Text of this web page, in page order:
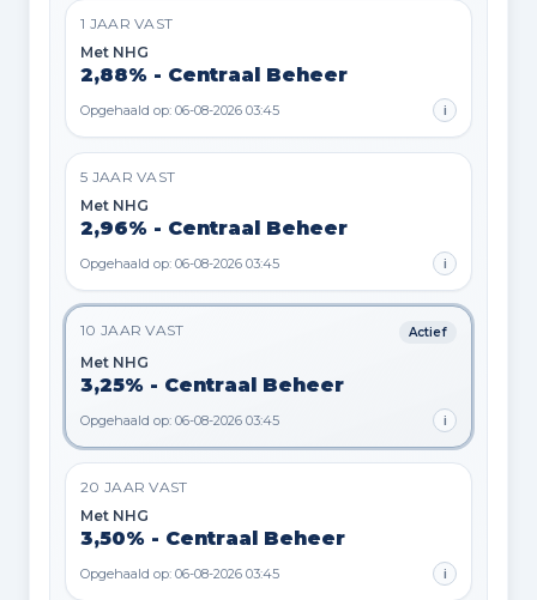
1 JAAR VAST
Met NHG
2,88% - Centraal Beheer
Opgehaald op: 06-08-2026 03:45 i
5 JAAR VAST
Met NHG
2,96% - Centraal Beheer
Opgehaald op: 06-08-2026 03:45 i
10 JAAR VAST Actief
Met NHG
3,25% - Centraal Beheer
Opgehaald op: 06-08-2026 03:45 i
20 JAAR VAST
Met NHG
3,50% - Centraal Beheer
Opgehaald op: 06-08-2026 03:45 i